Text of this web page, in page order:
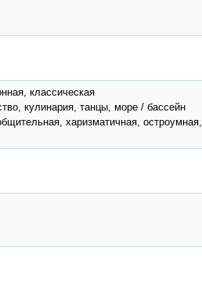
классическая
кулинария, танцы, море / бассейн
харизматичная, остроумная,